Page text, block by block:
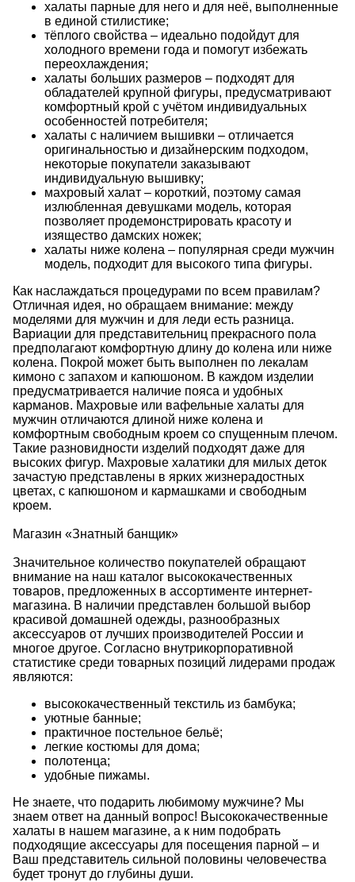
халаты парные для него и для неё, выполненные
в единой стилистике;
тёплого свойства – идеально подойдут для
холодного времени года и помогут избежать
переохлаждения;
халаты больших размеров – подходят для
обладателей крупной фигуры, предусматривают
комфортный крой с учётом индивидуальных
особенностей потребителя;
халаты с наличием вышивки – отличается
оригинальностью и дизайнерским подходом,
некоторые покупатели заказывают
индивидуальную вышивку;
махровый халат – короткий, поэтому самая
излюбленная девушками модель, которая
позволяет продемонстрировать красоту и
изящество дамских ножек;
халаты ниже колена – популярная среди мужчин
модель, подходит для высокого типа фигуры.
Как наслаждаться процедурами по всем правилам?
Отличная идея, но обращаем внимание: между
моделями для мужчин и для леди есть разница.
Вариации для представительниц прекрасного пола
предполагают комфортную длину до колена или ниже
колена. Покрой может быть выполнен по лекалам
кимоно с запахом и капюшоном. В каждом изделии
предусматривается наличие пояса и удобных
карманов. Махровые или вафельные халаты для
мужчин отличаются длиной ниже колена и
комфортным свободным кроем со спущенным плечом.
Такие разновидности изделий подходят даже для
высоких фигур. Махровые халатики для милых деток
зачастую представлены в ярких жизнерадостных
цветах, с капюшоном и кармашками и свободным
кроем.
Магазин «Знатный банщик»
Значительное количество покупателей обращают
внимание на наш каталог высококачественных
товаров, предложенных в ассортименте интернет-
магазина. В наличии представлен большой выбор
красивой домашней одежды, разнообразных
аксессуаров от лучших производителей России и
многое другое. Согласно внутрикорпоративной
статистике среди товарных позиций лидерами продаж
являются:
высококачественный текстиль из бамбука;
уютные банные;
практичное постельное бельё;
легкие костюмы для дома;
полотенца;
удобные пижамы.
Не знаете, что подарить любимому мужчине? Мы
знаем ответ на данный вопрос! Высококачественные
халаты в нашем магазине, а к ним подобрать
подходящие аксессуары для посещения парной – и
Ваш представитель сильной половины человечества
будет тронут до глубины души.